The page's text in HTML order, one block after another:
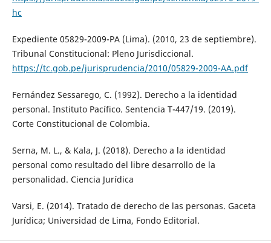
hc
Expediente 05829-2009-PA (Lima). (2010, 23 de septiembre).
Tribunal Constitucional: Pleno Jurisdiccional.
https://tc.gob.pe/jurisprudencia/2010/05829-2009-AA.pdf
Fernández Sessarego, C. (1992). Derecho a la identidad
personal. Instituto Pacífico. Sentencia T-447/19. (2019).
Corte Constitucional de Colombia.
Serna, M. L., & Kala, J. (2018). Derecho a la identidad
personal como resultado del libre desarrollo de la
personalidad. Ciencia Jurídica
Varsi, E. (2014). Tratado de derecho de las personas. Gaceta
Jurídica; Universidad de Lima, Fondo Editorial.